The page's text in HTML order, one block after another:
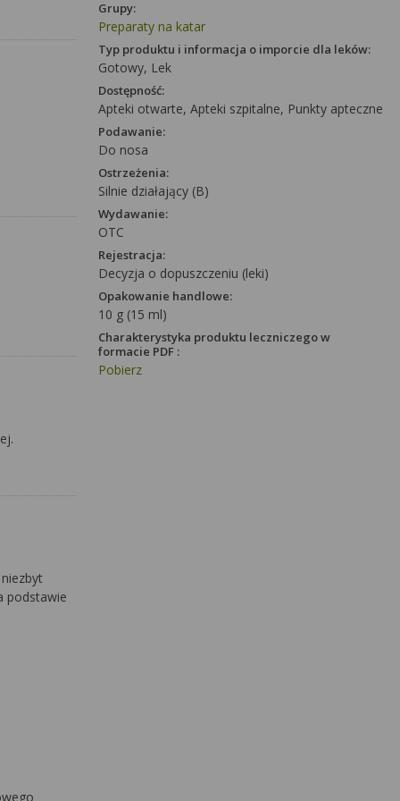
podstawie
Grupy:
Preparaty na katar
Typ produktu i informacja o imporcie dla leków:
Gotowy, Lek
Dostępność:
Apteki otwarte, Apteki szpitalne, Punkty apteczne
Podawanie:
Do nosa
Ostrzeżenia:
Silnie działający (B)
Wydawanie:
OTC
Rejestracja:
Decyzja o dopuszczeniu (leki)
Opakowanie handlowe:
10 g (15 ml)
Charakterystyka produktu leczniczego w
formacie PDF :
Pobierz